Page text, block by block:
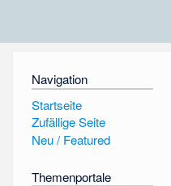
Navigation
Startseite
Zufällige Seite
Neu / Featured
Themenportale